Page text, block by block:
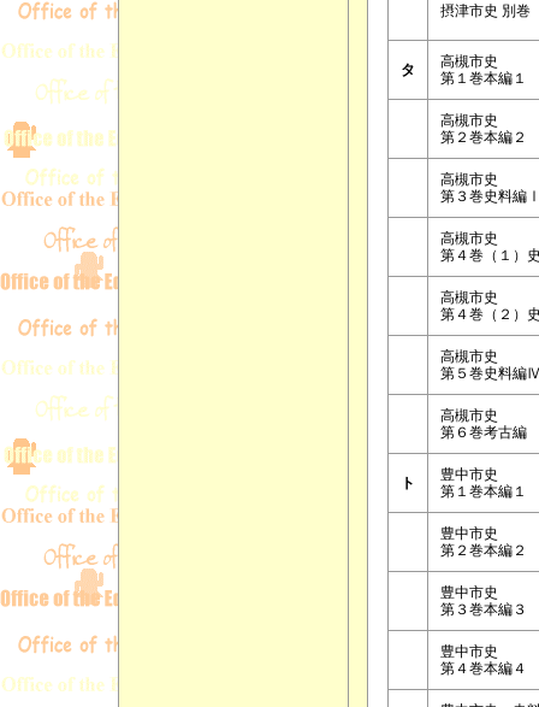
摂津市史 別巻
タ
高槻市史
第１巻本編１
高槻市史
第２巻本編２
高槻市史
第３巻史料編
高槻市史
第４巻（１）
高槻市史
第４巻（２）
高槻市史
第５巻史料編
高槻市史
第６巻考古編
ト
豊中市史
第１巻本編１
豊中市史
第２巻本編２
豊中市史
第３巻本編３
豊中市史
第４巻本編４